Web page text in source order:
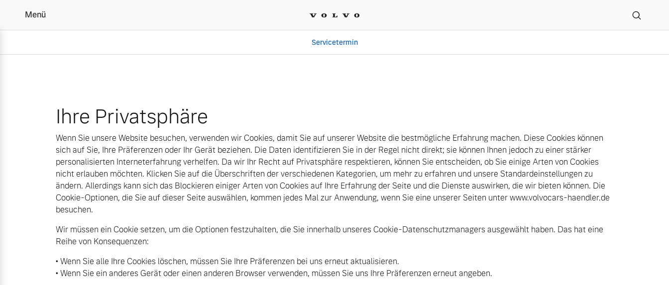
Menü
Servicetermin
Ihre Privatsphäre
Wenn Sie unsere Website besuchen, verwenden wir Cookies, damit Sie auf unserer Website die bestmögliche Erfahrung machen. Diese Cookies können
sich auf Sie, Ihre Präferenzen oder Ihr Gerät beziehen. Die Daten identifizieren Sie in der Regel nicht direkt; sie können Ihnen jedoch zu einer stärker
personalisierten Interneterfahrung verhelfen. Da wir Ihr Recht auf Privatsphäre respektieren, können Sie entscheiden, ob Sie einige Arten von Cookies
nicht erlauben möchten. Klicken Sie auf die Überschriften der verschiedenen Kategorien, um mehr zu erfahren und unsere Standardeinstellungen zu
ändern. Allerdings kann sich das Blockieren einiger Arten von Cookies auf Ihre Erfahrung der Seite und die Dienste auswirken, die wir bieten können. Die
Cookie-Optionen, die Sie auf dieser Seite auswählen, kommen jedes Mal zur Anwendung, wenn Sie eine unserer Seiten unter www.volvocars-haendler.de
besuchen.
Wir müssen ein Cookie setzen, um die Optionen festzuhalten, die Sie innerhalb unseres Cookie-Datenschutzmanagers ausgewählt haben. Das hat eine
Reihe von Konsequenzen:
• Wenn Sie alle Ihre Cookies löschen, müssen Sie Ihre Präferenzen bei uns erneut aktualisieren.
• Wenn Sie ein anderes Gerät oder einen anderen Browser verwenden, müssen Sie uns Ihre Präferenzen erneut angeben.